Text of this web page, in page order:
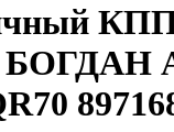
БОГДАН